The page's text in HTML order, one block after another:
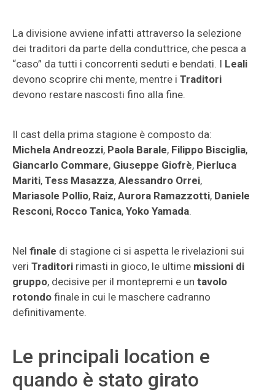
La divisione avviene infatti attraverso la selezione
dei traditori da parte della conduttrice, che pesca a
“caso” da tutti i concorrenti seduti e bendati. I Leali
devono scoprire chi mente, mentre i Traditori
devono restare nascosti fino alla fine.
Il cast della prima stagione è composto da:
Michela Andreozzi, Paola Barale, Filippo Bisciglia,
Giancarlo Commare, Giuseppe Giofrè, Pierluca
Mariti, Tess Masazza, Alessandro Orrei,
Mariasole Pollio, Raiz, Aurora Ramazzotti, Daniele
Resconi, Rocco Tanica, Yoko Yamada.
Nel finale di stagione ci si aspetta le rivelazioni sui
veri Traditori rimasti in gioco, le ultime missioni di
gruppo, decisive per il montepremi e un tavolo
rotondo finale in cui le maschere cadranno
definitivamente.
Le principali location e
quando è stato girato